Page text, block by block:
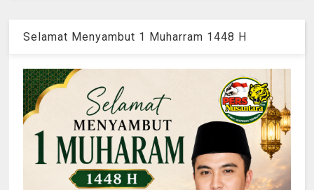
Selamat Menyambut 1 Muharram 1448 H